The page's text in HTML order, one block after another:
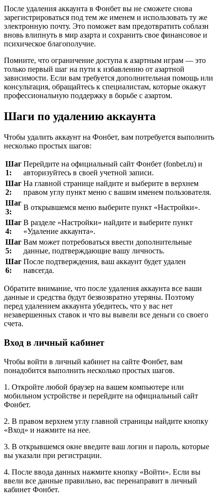
После удаления аккаунта в Фонбет вы не сможете снова
зарегистрироваться под тем же именем и использовать ту же
электронную почту. Это поможет вам предотвратить соблазн
вновь влипнуть в мир азарта и сохранить свое финансовое и
психическое благополучие.
Помните, что ограничение доступа к азартным играм — это
только первый шаг на пути к избавлению от азартной
зависимости. Если вам требуется дополнительная помощь или
консультация, обращайтесь к специалистам, которые окажут
профессиональную поддержку в борьбе с азартом.
Шаги по удалению аккаунта
Чтобы удалить аккаунт на Фонбет, вам потребуется выполнить
несколько простых шагов:
Шаг
1:
Перейдите на официальный сайт Фонбет (fonbet.ru) и
авторизуйтесь в своей учетной записи.
Шаг
2:
На главной странице найдите и выберите в верхнем
правом углу пункт меню с вашим именем пользователя.
Шаг
3:
В открывшемся меню выберите пункт «Настройки».
Шаг
4:
В разделе «Настройки» найдите и выберите пункт
«Удаление аккаунта».
Шаг
5:
Вам может потребоваться ввести дополнительные
данные, подтверждающие вашу личность.
Шаг
6:
После подтверждения, ваш аккаунт будет удален
навсегда.
Обратите внимание, что после удаления аккаунта все ваши
данные и средства будут безвозвратно утеряны. Поэтому
перед удалением аккаунта убедитесь, что у вас нет
незавершенных ставок и что вы вывели все деньги со своего
счета.
Вход в личный кабинет
Чтобы войти в личный кабинет на сайте Фонбет, вам
понадобится выполнить несколько простых шагов.
1. Откройте любой браузер на вашем компьютере или
мобильном устройстве и перейдите на официальный сайт
Фонбет.
2. В правом верхнем углу главной страницы найдите кнопку
«Вход» и нажмите на нее.
3. В открывшемся окне введите ваш логин и пароль, которые
вы указали при регистрации.
4. После ввода данных нажмите кнопку «Войти». Если вы
ввели все данные правильно, вас перенаправит в личный
кабинет Фонбет.